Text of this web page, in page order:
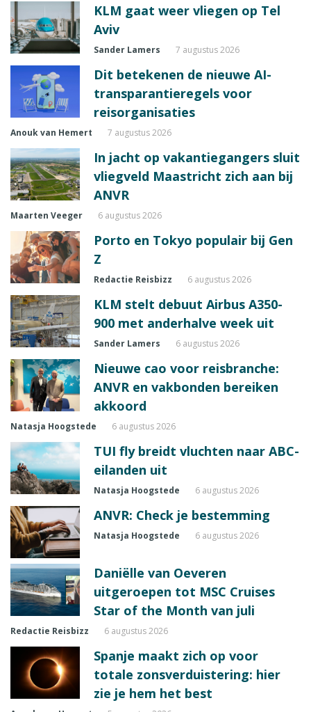
KLM gaat weer vliegen op Tel
Aviv
Sander Lamers 7 augustus 2026
Dit betekenen de nieuwe AI-
transparantieregels voor
reisorganisaties
Anouk van Hemert 7 augustus 2026
In jacht op vakantiegangers sluit
vliegveld Maastricht zich aan bij
ANVR
Maarten Veeger 6 augustus 2026
Porto en Tokyo populair bij Gen
Z
Redactie Reisbizz 6 augustus 2026
KLM stelt debuut Airbus A350-
900 met anderhalve week uit
Sander Lamers 6 augustus 2026
Nieuwe cao voor reisbranche:
ANVR en vakbonden bereiken
akkoord
Natasja Hoogstede 6 augustus 2026
TUI fly breidt vluchten naar ABC-
eilanden uit
Natasja Hoogstede 6 augustus 2026
ANVR: Check je bestemming
Natasja Hoogstede 6 augustus 2026
Daniëlle van Oeveren
uitgeroepen tot MSC Cruises
Star of the Month van juli
Redactie Reisbizz 6 augustus 2026
Spanje maakt zich op voor
totale zonsverduistering: hier
zie je hem het best